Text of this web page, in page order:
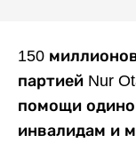
150
партией Nur
помощи
инвалидам и